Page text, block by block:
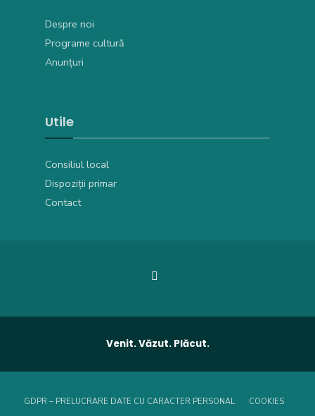
Despre noi
Programe cultură
Anunțuri
Utile
Consiliul local
Dispoziții primar
Contact
Venit. Văzut. Plăcut.
GDPR – PRELUCRARE DATE CU CARACTER PERSONAL COOKIES